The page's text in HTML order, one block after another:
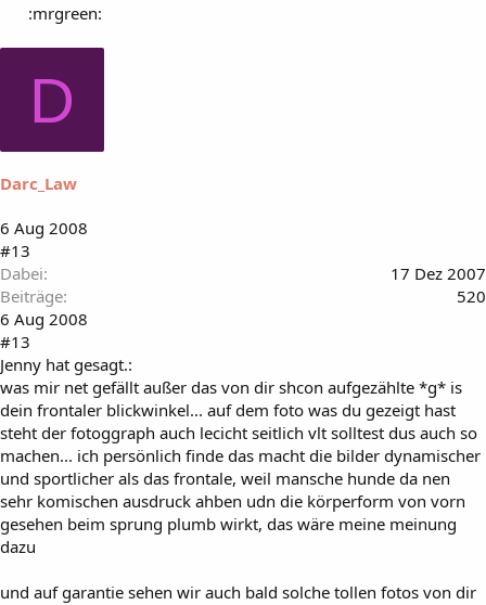
:mrgreen:
D
Darc_Law
6 Aug 2008
#13
Dabei
17 Dez 2007
Beiträge
520
6 Aug 2008
#13
Jenny hat gesagt.:
was mir net gefällt außer das von dir shcon aufgezählte *g* is
dein frontaler blickwinkel... auf dem foto was du gezeigt hast
steht der fotoggraph auch lecicht seitlich vlt solltest dus auch so
machen... ich persönlich finde das macht die bilder dynamischer
und sportlicher als das frontale, weil mansche hunde da nen
sehr komischen ausdruck ahben udn die körperform von vorn
gesehen beim sprung plumb wirkt, das wäre meine meinung
dazu
und auf garantie sehen wir auch bald solche tollen fotos von dir